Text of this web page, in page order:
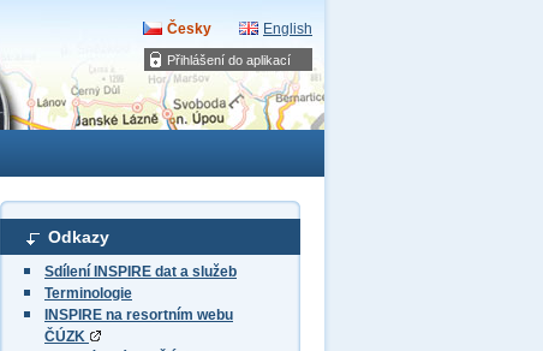
Přihlášení do aplikací
Česky English
Odkazy
Sdílení INSPIRE dat a služeb
Terminologie
INSPIRE na resortním webu
ČÚZK